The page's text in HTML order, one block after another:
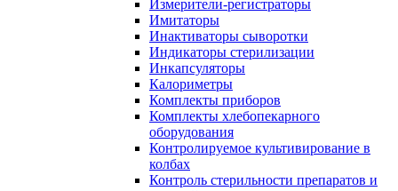
Измерители-регистраторы
Имитаторы
Инактиваторы сыворотки
Индикаторы стерилизации
Инкапсуляторы
Калориметры
Комплекты приборов
Комплекты хлебопекарного
оборудования
Контролируемое культивирование в
колбах
Контроль стерильности препаратов и